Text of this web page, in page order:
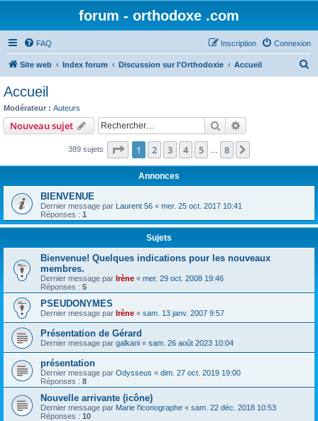
forum - orthodoxe .com
FAQ Connexion
Inscription
Site web Index forum Discussion sur l'Orthodoxie Accueil
c
Accueil
Modérateur : Auteurs
Nouveau sujet Rechercher
389 sujets Page 1sur8
1 2 3 4 5 8
Annonces
BIENVENUE
Dernier message par Laurent 56 « mer. 25 oct. 2017 10:41
Réponses : 1
Sujets
Bienvenue! Quelques indications pour les nouveaux
membres.
Dernier message par Irène « mer. 29 oct. 2008 19:46
Réponses : 5
PSEUDONYMES
Dernier message par Irène « sam. 13 janv. 2007 9:57
Présentation de Gérard
Dernier message par galkani « sam. 26 août 2023 10:04
présentation
Dernier message par Odysseus « dim. 27 oct. 2019 19:00
Réponses : 8
Nouvelle arrivante (icône)
Dernier message par Marie l'iconographe « sam. 22 déc. 2018 10:53
Réponses : 10